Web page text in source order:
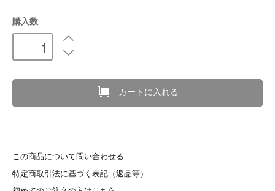
購入数
カートに入れる
この商品について問い合わせる
特定商取引法に基づく表記（返品等）